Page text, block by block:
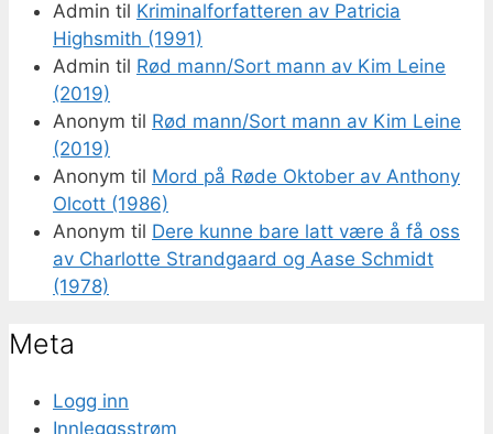
Admin til Kriminalforfatteren av Patricia
Highsmith (1991)
Admin til Rød mann/Sort mann av Kim Leine
(2019)
Anonym til Rød mann/Sort mann av Kim Leine
(2019)
Anonym til Mord på Røde Oktober av Anthony
Olcott (1986)
Anonym til Dere kunne bare latt være å få oss
av Charlotte Strandgaard og Aase Schmidt
(1978)
Meta
Logg inn
Innleggsstrøm